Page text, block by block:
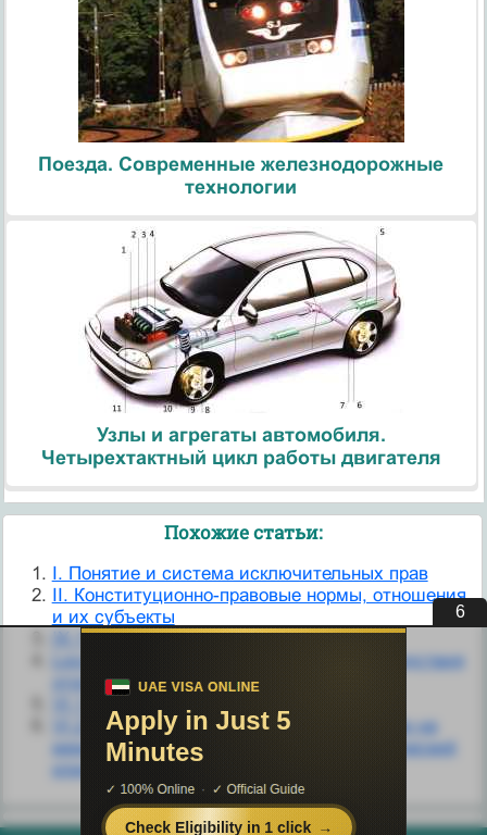
Поезда. Современные железнодорожные
технологии
Узлы и агрегаты автомобиля.
Четырехтактный цикл работы двигателя
Похожие статьи:
I. Понятие и система исключительных прав
II. Конституционно-правовые нормы, отношения
и их субъекты
IX.1. Общее понятие памяти.
Locatio conductio operis. Понятие и последствия
этого договора
VI.2. Педагогический стиль и его влияние на
межличностные отношения и психологический
климат в коллективе класса.
5